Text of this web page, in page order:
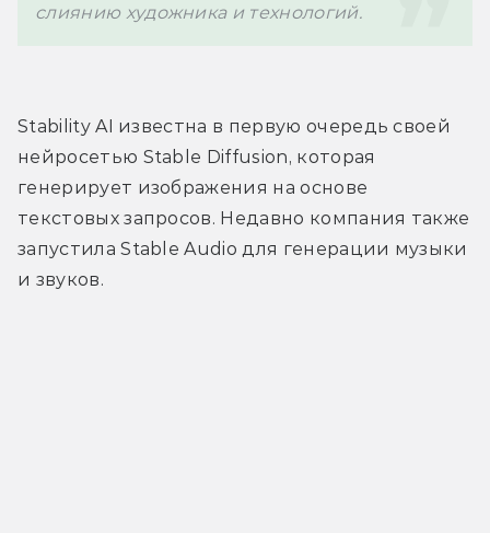
слиянию художника и технологий.
Stability AI известна в первую очередь своей
нейросетью Stable Diffusion, которая
генерирует изображения на основе
текстовых запросов. Недавно компания также
запустила Stable Audio для генерации музыки
и звуков.